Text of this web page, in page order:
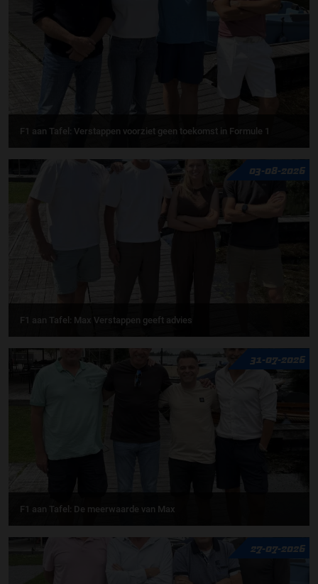
F1 aan Tafel: Verstappen voorziet geen toekomst in Formule 1
03-08-2026
F1 aan Tafel: Max Verstappen geeft advies
31-07-2026
F1 aan Tafel: De meerwaarde van Max
27-07-2026